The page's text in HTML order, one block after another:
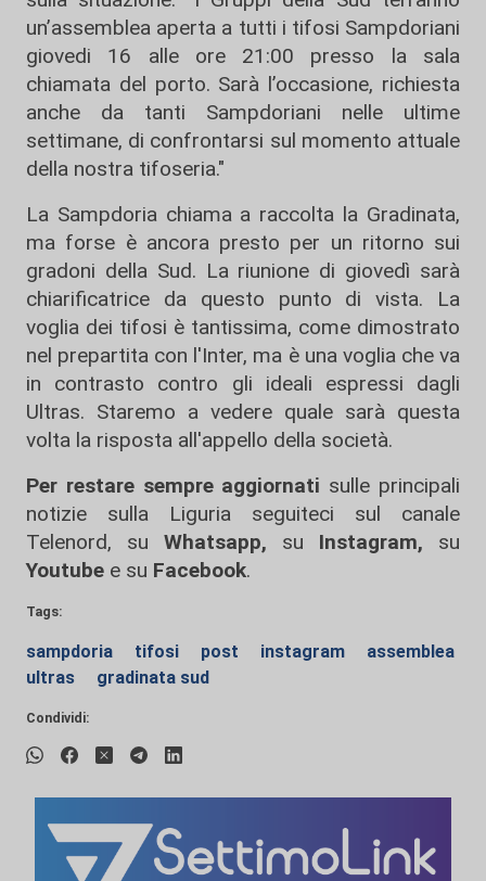
un’assemblea aperta a tutti i tifosi Sampdoriani
giovedi 16 alle ore 21:00 presso la sala
chiamata del porto. Sarà l’occasione, richiesta
anche da tanti Sampdoriani nelle ultime
settimane, di confrontarsi sul momento attuale
della nostra tifoseria."
La Sampdoria chiama a raccolta la Gradinata,
ma forse è ancora presto per un ritorno sui
gradoni della Sud. La riunione di giovedì sarà
chiarificatrice da questo punto di vista. La
voglia dei tifosi è tantissima, come dimostrato
nel prepartita con l'Inter, ma è una voglia che va
in contrasto contro gli ideali espressi dagli
Ultras. Staremo a vedere quale sarà questa
volta la risposta all'appello della società.
Per restare sempre aggiornati sulle principali
notizie sulla Liguria seguiteci sul canale
Telenord, su
Whatsapp, su Instagram, su
Youtube e su Facebook.
Tags:
sampdoria tifosi post instagram
assemblea
ultras
gradinata sud
Condividi: